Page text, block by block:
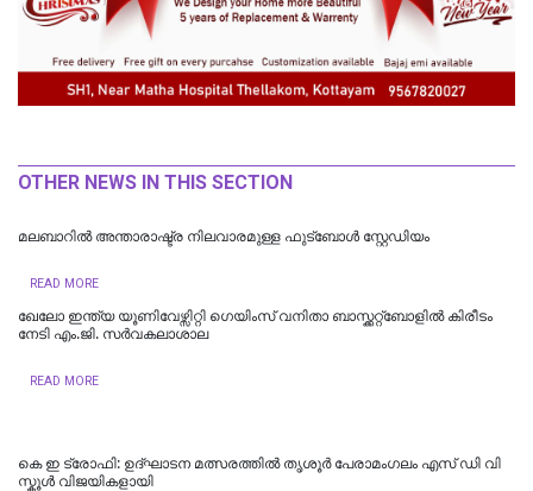
OTHER NEWS IN THIS SECTION
മലബാറിൽ അന്താരാഷ്ട്ര നിലവാരമുള്ള ഫുട്ബോൾ സ്റ്റേഡിയം
READ MORE
ഖേലോ ഇന്ത്യ യൂണിവേഴ്സിറ്റി ഗെയിംസ് വനിതാ ബാസ്ക്കറ്റ്ബോളില്‍ കിരീടം
നേടി എം.ജി. സര്‍വകലാശാല
READ MORE
കെ ഇ ട്രോഫി: ഉദ്ഘാടന മത്സരത്തിൽ തൃശൂർ പേരാമംഗലം എസ് ഡി വി
സ്കൂൾ വിജയികളായി